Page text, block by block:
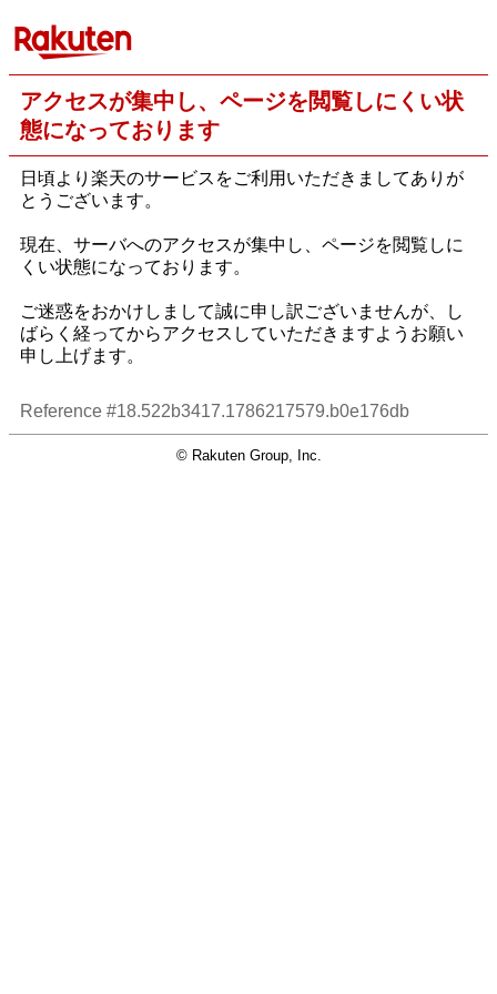
アクセスが集中し、ページを閲覧しにくい状
態になっております
日頃より楽天のサービスをご利用いただきましてありが
とうございます。
現在、サーバへのアクセスが集中し、ページを閲覧しに
くい状態になっております。
ご迷惑をおかけしまして誠に申し訳ございませんが、し
ばらく経ってからアクセスしていただきますようお願い
申し上げます。
Reference #18.522b3417.1786217579.b0e176db
© Rakuten Group, Inc.